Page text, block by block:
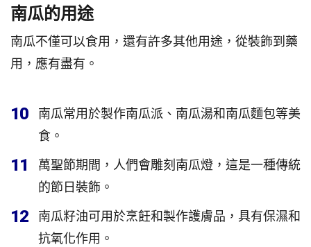
南瓜的用途
南瓜不僅可以食用，還有許多其他用途，從裝飾到藥
用，應有盡有。
10
南瓜常用於製作南瓜派、南瓜湯和南瓜麵包等美
食。
11
萬聖節期間，人們會雕刻南瓜燈，這是一種傳統
的節日裝飾。
12
南瓜籽油可用於烹飪和製作護膚品，具有保濕和
抗氧化作用。